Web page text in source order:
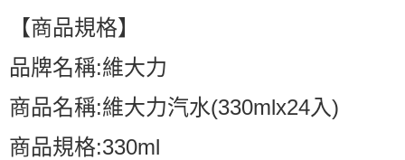
【商品規格】
品牌名稱:維大力
商品名稱:維大力汽水(330mlx24入)
商品規格:330ml